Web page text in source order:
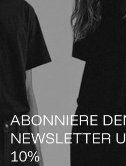
ABONNIERE
NEWSLETTER
10%